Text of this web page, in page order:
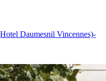
Daumesnil Vincennes)-